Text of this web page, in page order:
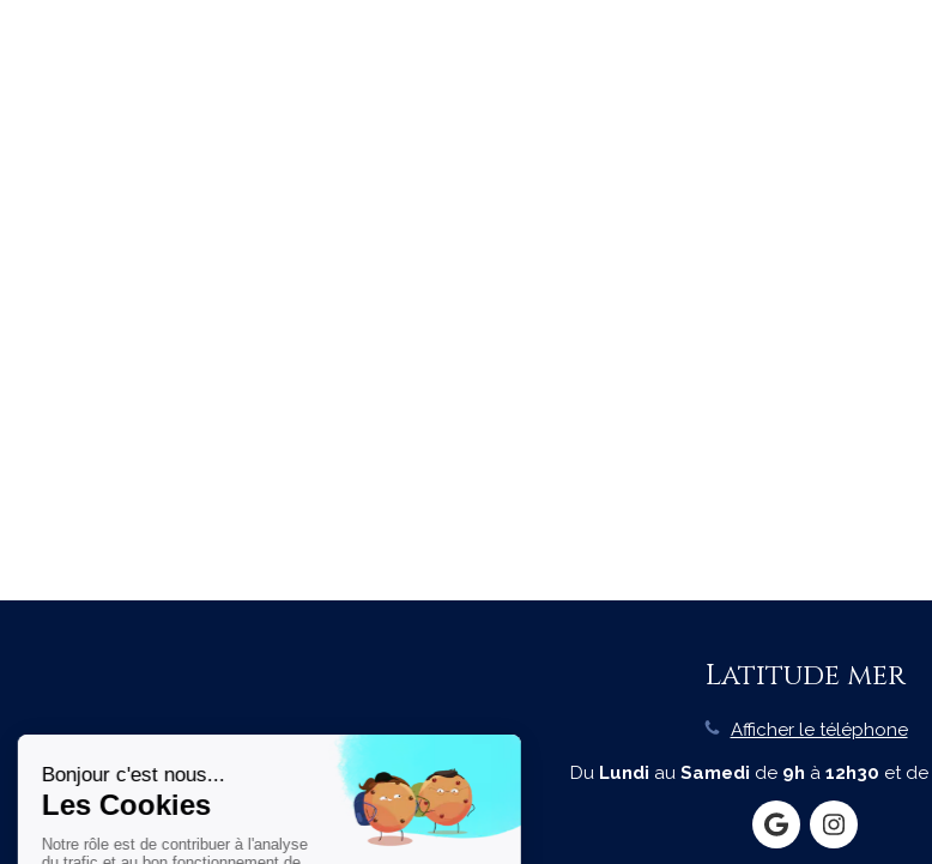
Latitude mer
Afficher le téléphone
Du Lundi au Samedi de 9h à 12h30 et de